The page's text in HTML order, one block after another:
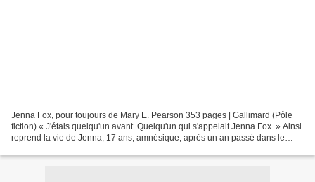
Jenna Fox, pour toujours de Mary E. Pearson 353 pages | Gallimard (Pôle
fiction) « J'étais quelqu'un avant. Quelqu'un qui s'appelait Jenna Fox. » Ainsi
reprend la vie de Jenna, 17 ans, amnésique, après un an passé dans le